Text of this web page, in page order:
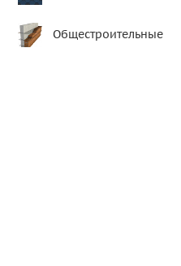
Общестроительные